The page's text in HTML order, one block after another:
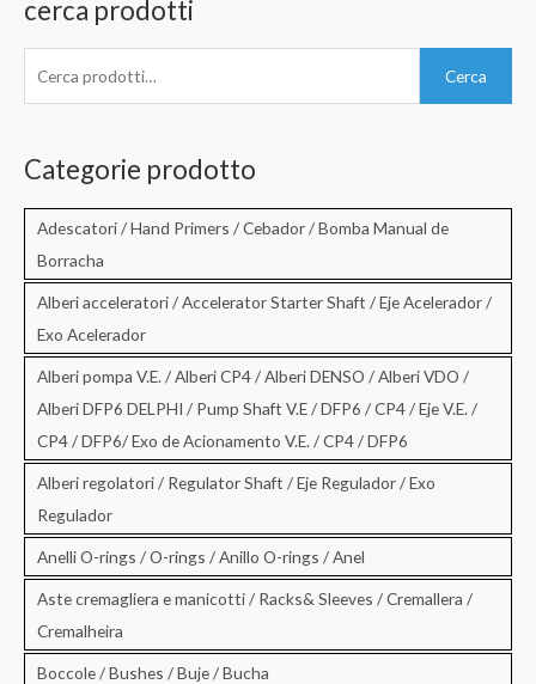
cerca prodotti
c
Cerca
Categorie prodotto
Adescatori / Hand Primers / Cebador / Bomba Manual de
Borracha
Alberi acceleratori / Accelerator Starter Shaft / Eje Acelerador /
Exo Acelerador
Alberi pompa V.E. / Alberi CP4 / Alberi DENSO / Alberi VDO /
Alberi DFP6 DELPHI / Pump Shaft V.E / DFP6 / CP4 / Eje V.E. /
CP4 / DFP6/ Exo de Acionamento V.E. / CP4 / DFP6
Alberi regolatori / Regulator Shaft / Eje Regulador / Exo
Regulador
Anelli O-rings / O-rings / Anillo O-rings / Anel
Aste cremagliera e manicotti / Racks& Sleeves / Cremallera /
Cremalheira
Boccole / Bushes / Buje / Bucha